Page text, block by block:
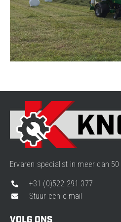
Ervaren specialist in meer dan 50
+31 (0)522 291 377
Stuur een e-mail